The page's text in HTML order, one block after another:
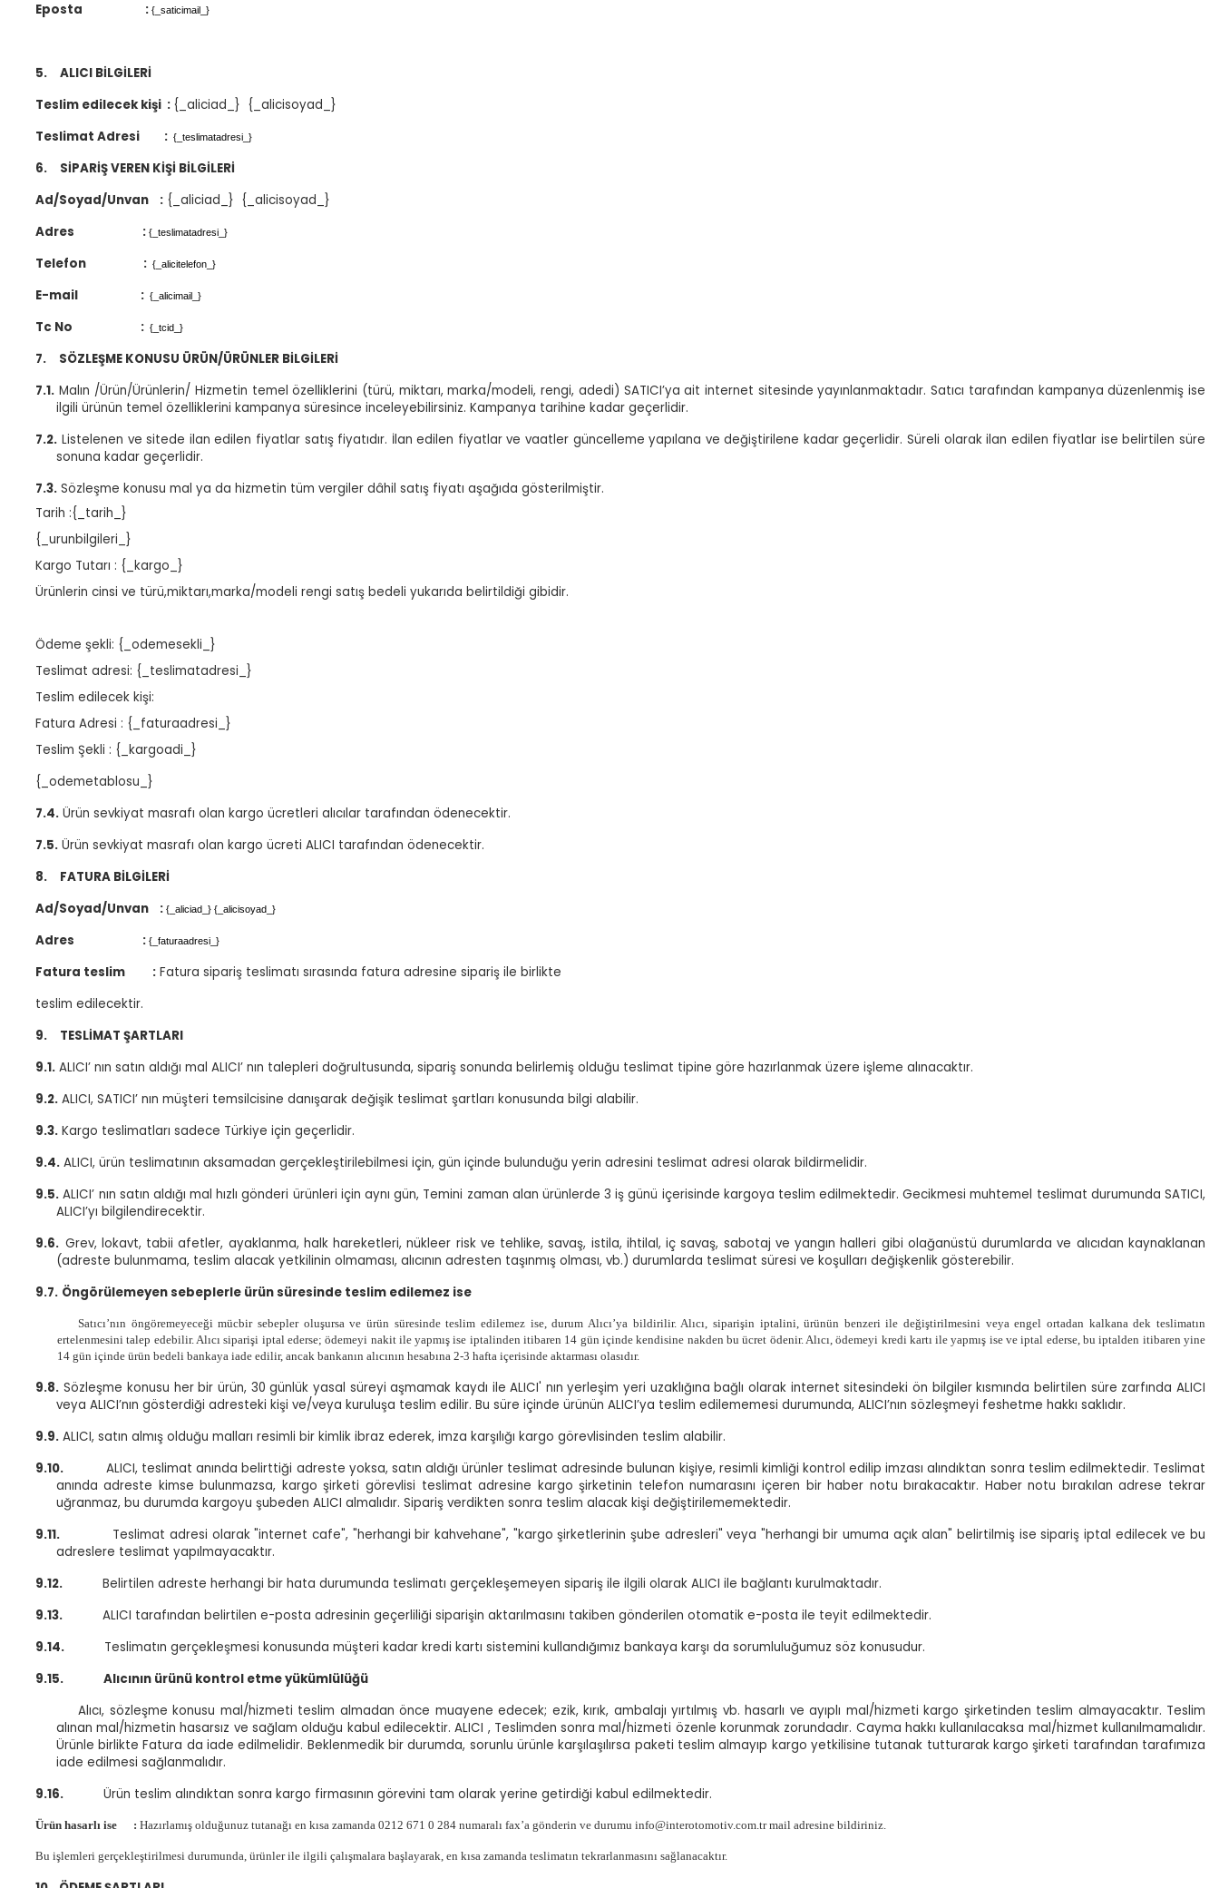
Eposta : {_saticimail_}
5.
ALICI BİLGİLERİ
Teslim edilecek kişi : {_aliciad_} {_alicisoyad_}
Teslimat Adresi
: {_teslimatadresi_}
6.
SİPARİŞ VEREN KİŞİ BİLGİLERİ
Ad/Soyad/Unvan
: {_aliciad_} {_alicisoyad_}
Adres
: {_teslimatadresi_}
Telefon : {_alicitelefon_}
E-mail : {_alicimail_}
Tc No : {_tcid_}
7.
SÖZLEŞME KONUSU ÜRÜN/ÜRÜNLER BİLGİLERİ
7.1. Malın /Ürün/Ürünlerin/ Hizmetin temel özelliklerini (türü, miktarı, marka/modeli, rengi, adedi) SATICI’ya ait internet sitesinde yayınlanmaktadır. Satıcı tarafından kampanya düzenlenmiş ise
ilgili ürünün temel özelliklerini kampanya süresince inceleyebilirsiniz. Kampanya tarihine kadar geçerlidir.
7.2. Listelenen ve sitede ilan edilen fiyatlar satış fiyatıdır. İlan edilen fiyatlar ve vaatler güncelleme yapılana ve değiştirilene kadar geçerlidir. Süreli olarak ilan edilen fiyatlar ise belirtilen süre
sonuna kadar geçerlidir.
7.3. Sözleşme konusu mal ya da hizmetin tüm vergiler dâhil satış fiyatı aşağıda gösterilmiştir.
Tarih :{_tarih_}
{_urunbilgileri_}
Kargo Tutarı : {_kargo_}
Ürünlerin cinsi ve türü,miktarı,marka/modeli rengi satış bedeli yukarıda belirtildiği gibidir.
Ödeme şekli: {_odemesekli_}
Teslimat adresi: {_teslimatadresi_}
Teslim edilecek kişi:
Fatura Adresi : {_faturaadresi_}
Teslim Şekli : {_kargoadi_}
{_odemetablosu_}
7.4. Ürün sevkiyat masrafı olan kargo ücretleri alıcılar tarafından ödenecektir.
7.5. Ürün sevkiyat masrafı olan kargo ücreti ALICI tarafından ödenecektir.
8.
FATURA BİLGİLERİ
Ad/Soyad/Unvan
: {_aliciad_} {_alicisoyad_}
Adres : {_faturaadresi_}
Fatura teslim : Fatura sipariş teslimatı sırasında fatura adresine sipariş ile birlikte
teslim edilecektir.
9.
TESLİMAT ŞARTLARI
9.1. ALICI’ nın satın aldığı mal ALICI’ nın talepleri doğrultusunda, sipariş sonunda belirlemiş olduğu teslimat tipine göre hazırlanmak üzere işleme alınacaktır.
9.2. ALICI, SATICI’ nın müşteri temsilcisine danışarak değişik teslimat şartları konusunda bilgi alabilir.
9.3. Kargo teslimatları sadece Türkiye için geçerlidir.
9.4. ALICI, ürün teslimatının aksamadan gerçekleştirilebilmesi için, gün içinde bulunduğu yerin adresini teslimat adresi olarak bildirmelidir.
9.5. ALICI’ nın satın aldığı mal hızlı gönderi ürünleri için aynı gün, Temini zaman alan ürünlerde 3 iş günü içerisinde kargoya teslim edilmektedir. Gecikmesi muhtemel teslimat durumunda SATICI,
ALICI’yı bilgilendirecektir.
9.6. Grev, lokavt, tabii afetler, ayaklanma, halk hareketleri, nükleer risk ve tehlike, savaş, istila, ihtilal, iç savaş, sabotaj ve yangın halleri gibi olağanüstü durumlarda ve alıcıdan kaynaklanan
(adreste bulunmama, teslim alacak yetkilinin olmaması, alıcının adresten taşınmış olması, vb.) durumlarda teslimat süresi ve koşulları değişkenlik gösterebilir.
9.7. Öngörülemeyen sebeplerle ürün süresinde teslim edilemez ise
Satıcı’nın öngöremeyeceği mücbir sebepler oluşursa ve ürün süresinde teslim edilemez ise, durum Alıcı’ya bildirilir. Alıcı, siparişin iptalini, ürünün benzeri ile değiştirilmesini veya engel ortadan kalkana dek teslimatın
ertelenmesini talep edebilir. Alıcı siparişi iptal ederse; ödemeyi nakit ile yapmış ise iptalinden itibaren 14 gün içinde kendisine nakden bu ücret ödenir. Alıcı, ödemeyi kredi kartı ile yapmış ise ve iptal ederse, bu iptalden itibaren yine
14 gün içinde ürün bedeli bankaya iade edilir, ancak bankanın alıcının hesabına 2-3 hafta içerisinde aktarması olasıdır.
9.8. Sözleşme konusu her bir ürün, 30 günlük yasal süreyi aşmamak kaydı ile ALICI' nın yerleşim yeri uzaklığına bağlı olarak internet sitesindeki ön bilgiler kısmında belirtilen süre zarfında ALICI
veya ALICI’nın gösterdiği adresteki kişi ve/veya kuruluşa teslim edilir. Bu süre içinde ürünün ALICI’ya teslim edilememesi durumunda, ALICI’nın sözleşmeyi feshetme hakkı saklıdır.
9.9. ALICI, satın almış olduğu malları resimli bir kimlik ibraz ederek, imza karşılığı kargo görevlisinden teslim alabilir.
9.10.
ALICI, teslimat anında belirttiği adreste yoksa, satın aldığı ürünler teslimat adresinde bulunan kişiye, resimli kimliği kontrol edilip imzası alındıktan sonra teslim edilmektedir. Teslimat
anında adreste kimse bulunmazsa, kargo şirketi görevlisi teslimat adresine kargo şirketinin telefon numarasını içeren bir haber notu bırakacaktır. Haber notu bırakılan adrese tekrar
uğranmaz, bu durumda kargoyu şubeden ALICI almalıdır. Sipariş verdikten sonra teslim alacak kişi değiştirilememektedir.
9.11.
Teslimat adresi olarak "internet cafe", "herhangi bir kahvehane", "kargo şirketlerinin şube adresleri" veya "herhangi bir umuma açık alan" belirtilmiş ise sipariş iptal edilecek ve bu
adreslere teslimat yapılmayacaktır.
9.12.
Belirtilen adreste herhangi bir hata durumunda teslimatı gerçekleşemeyen sipariş ile ilgili olarak ALICI ile bağlantı kurulmaktadır.
9.13.
ALICI tarafından belirtilen e-posta adresinin geçerliliği siparişin aktarılmasını takiben gönderilen otomatik e-posta ile teyit edilmektedir.
9.14.
Teslimatın gerçekleşmesi konusunda müşteri kadar kredi kartı sistemini kullandığımız bankaya karşı da sorumluluğumuz söz konusudur.
9.15.
Alıcının ürünü kontrol etme yükümlülüğü
Alıcı, sözleşme konusu mal/hizmeti teslim almadan önce muayene edecek; ezik, kırık, ambalajı yırtılmış vb. hasarlı ve ayıplı mal/hizmeti kargo şirketinden teslim almayacaktır. Teslim
alınan mal/hizmetin hasarsız ve sağlam olduğu kabul edilecektir. ALICI , Teslimden sonra mal/hizmeti özenle korunmak zorundadır. Cayma hakkı kullanılacaksa mal/hizmet kullanılmamalıdır.
Ürünle birlikte Fatura da iade edilmelidir. Beklenmedik bir durumda, sorunlu ürünle karşılaşılırsa paketi teslim almayıp kargo yetkilisine tutanak tutturarak kargo şirketi tarafından tarafımıza
iade edilmesi sağlanmalıdır.
9.16.
Ürün teslim alındıktan sonra kargo firmasının görevini tam olarak yerine getirdiği kabul edilmektedir.
Ürün hasarlı ise : Hazırlamış olduğunuz tutanağı en kısa zamanda 0212 671 0 284 numaralı fax’a gönderin ve durumu info@interotomotiv.com.tr mail adresine bildiriniz.
Bu işlemleri gerçekleştirilmesi durumunda, ürünler ile ilgili çalışmalara başlayarak, en kısa zamanda teslimatın tekrarlanmasını sağlanacaktır.